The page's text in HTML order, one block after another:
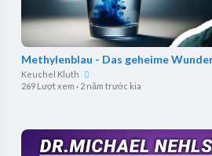
Methylenblau - Das geheime
Keuchel Kluth
269 Lượt xem · 2 năm trước kia